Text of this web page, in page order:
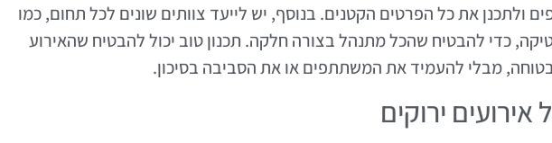
את כל הפרטים הקטנים. בנוסף, יש לייעד צוותים שונים לכל תחום, כמו
כדי להבטיח שהכל מתנהל בצורה חלקה. תכנון טוב יכול להבטיח שהאירוע
מבלי להעמיד את המשתתפים או את הסביבה בסיכון.
ירוקים